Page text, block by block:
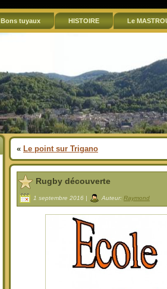
Bons tuyaux HISTOIRE Le
« Le point sur Trigano
Rugby découverte
1 septembre 2016 | Auteur: Raymond